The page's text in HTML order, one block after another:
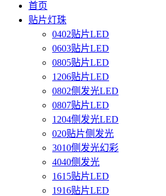
首页
贴片灯珠
0402贴片LED
0603贴片LED
0805贴片LED
1206贴片LED
0802侧发光LED
0807贴片LED
1204侧发光LED
020贴片侧发光
3010侧发光幻彩
4040侧发光
1615贴片LED
1916贴片LED